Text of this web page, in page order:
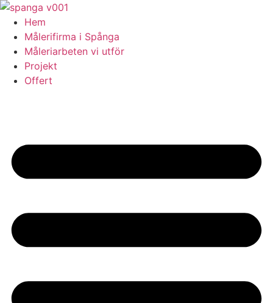
Skip
content
Hem
Målerifirma i Spånga
Måleriarbeten vi utför
Projekt
Offert